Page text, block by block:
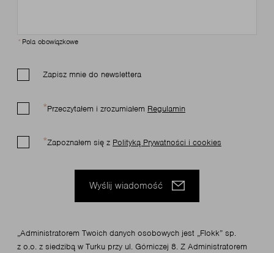
*Pola obowiązkowe
Zapisz mnie do newslettera
Przeczytałem i zrozumiałem Regulamin
Zapoznałem się z Polityką Prywatności i cookies
Wyślij wiadomość
„Administratorem Twoich danych osobowych jest „Flokk” sp.
z o.o. z siedzibą w Turku przy ul. Górniczej 8. Z Administratorem